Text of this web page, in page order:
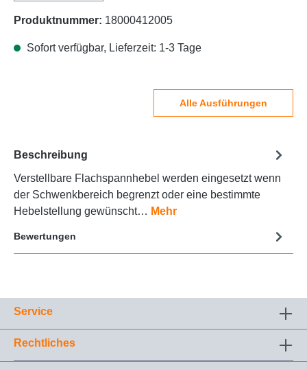
Produktnummer: 18000412005
Sofort verfügbar, Lieferzeit: 1-3 Tage
Alle Ausführungen
Beschreibung
Verstellbare Flachspannhebel werden eingesetzt wenn
der Schwenkbereich begrenzt oder eine bestimmte
Hebelstellung gewünscht… Mehr
Bewertungen
Service
Rechtliches